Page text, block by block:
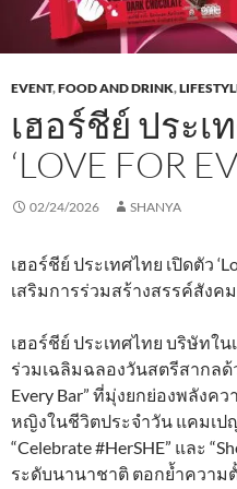
EVENT,FOOD AND DRINK,
เฮอร์ชีย์ ประเ
‘LOVE FOR
02/24/2026 SHANYA
เฮอร์ชีย์ ประเทศไทย เปิดตัว
เสริมการร่วมสร้างสรรค์สังค
เฮอร์ชีย์ ประเทศไทย บริษัทใน
ร่วมเฉลิมฉลองวันสตรีสากลด้
Every Bar” ที่มุ่งยกย่องพลัง
หญิงในชีวิตประจำวัน แคมเป
“Celebrate #HerSHE” และ
ระดับนานาชาติ ตอกย้ำความ